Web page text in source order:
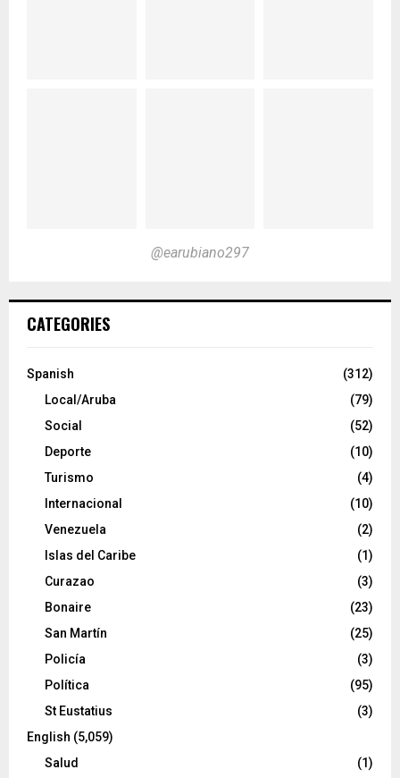
@earubiano297
CATEGORIES
Spanish
(312)
Local/Aruba
(79)
Social
(52)
Deporte
(10)
Turismo
(4)
Internacional
(10)
Venezuela
(2)
Islas del Caribe
(1)
Curazao
(3)
Bonaire
(23)
San Martín
(25)
Policía
(3)
Política
(95)
St Eustatius
(3)
English (5,059)
Salud
(1)